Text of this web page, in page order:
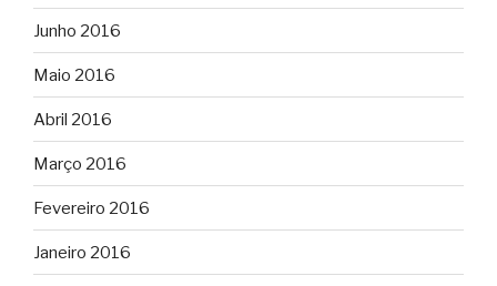
Junho 2016
Maio 2016
Abril 2016
Março 2016
Fevereiro 2016
Janeiro 2016